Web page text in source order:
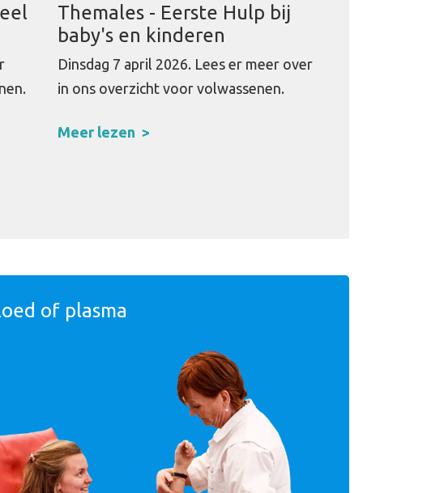
Themales - Eerste Hulp bij
baby's en kinderen
Dinsdag 7 april 2026. Lees er meer over
in ons overzicht voor volwassenen.
Meer lezen
of plasma